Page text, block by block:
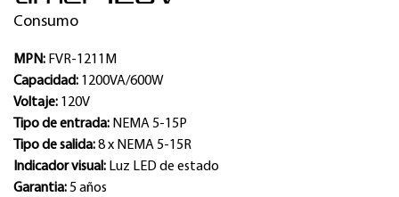
Consumo
MPN: FVR-1211M
Capacidad: 1200VA/600W
Voltaje: 120V
Tipo de entrada: NEMA 5-15P
Tipo de salida:8 x NEMA 5-15R
Indicador visual: Luz LED de estado
Garantia:5 años